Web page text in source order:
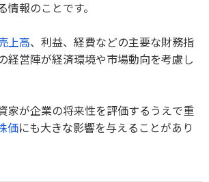
報のことです。
上高、利益、経費などの主要な財務指
経営陣が経済環境や市場動向を考慮し
家が企業の将来性を評価するうえで重
価にも大きな影響を与えることがあり